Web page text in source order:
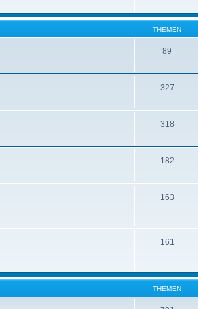
THEMEN
89
327
318
182
163
161
THEMEN